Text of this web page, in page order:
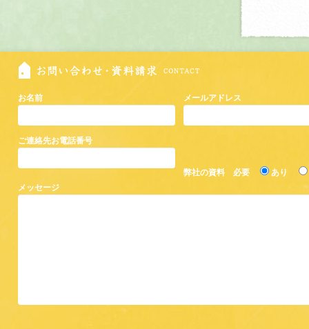
お名前
ご連絡先お電話番号
メールアドレス
弊社の資料 必要
あり
メッセージ